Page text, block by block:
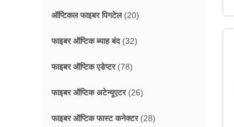
ऑप्टिकल फाइबर पिगटेल(20)
फाइबर ऑप्टिक ब्याह बंद(32)
फाइबर ऑप्टिक एडेप्टर(78)
फाइबर ऑप्टिक अटेन्यूएटर(26)
फाइबर ऑप्टिक फास्ट कनेक्टर(28)